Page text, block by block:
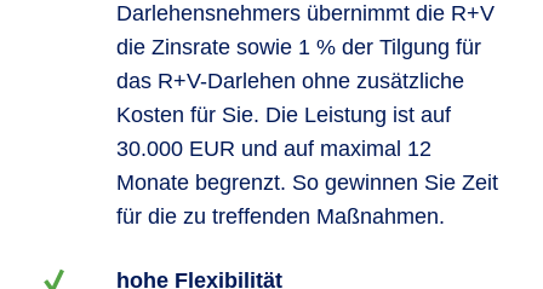
Darlehensnehmers übernimmt die R+V
die Zinsrate sowie 1 % der Tilgung für
das R+V-Darlehen ohne zusätzliche
Kosten für Sie. Die Leistung ist auf
30.000 EUR und auf maximal 12
Monate begrenzt. So gewinnen Sie Zeit
für die zu treffenden Maßnahmen.
hohe Flexibilität